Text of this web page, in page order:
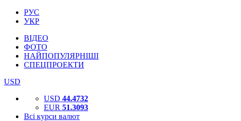
РУС
УКР
ВІДЕО
ФОТО
НАЙПОПУЛЯРНІШІ
СПЕЦПРОЕКТИ
USD
USD 44.4732
EUR 51.3093
Всі курси валют